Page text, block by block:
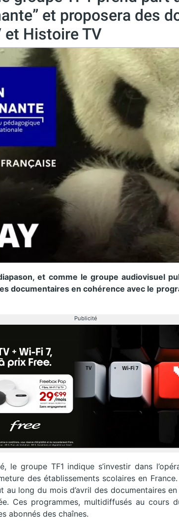
et proposera des
et Histoire TV
et comme le groupe audiovisuel
documentaires en cohérence avec le
Publicité
le groupe TF1 indique s’investir dans
des établissements scolaires en
long du mois d’avril des documentaires
Ces programmes, multidiffusés au cours
abonnés des chaînes.